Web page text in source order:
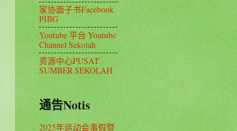
家协面子书Facebook
PIBG
Youtube 平台 Youtube
Channel Sekolah
资源中心PUSAT
SUMBER SEKOLAH
通告Notis
2025年运动会事假暨